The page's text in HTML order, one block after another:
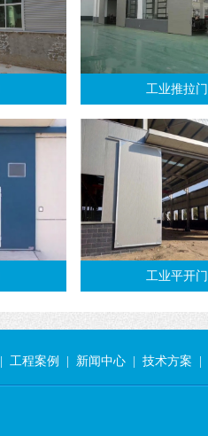
工业推拉门
工业平开门
工程案例 新闻中心 技术方案